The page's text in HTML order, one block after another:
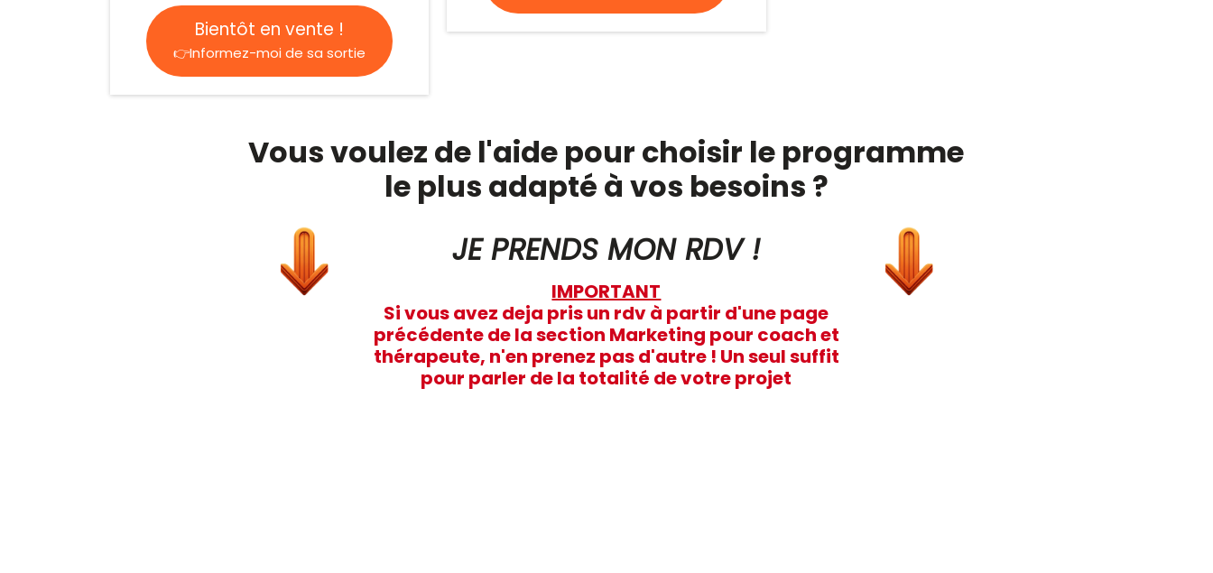
Bientôt en vente !
👉Informez-moi de sa sortie
Vous voulez de l'aide pour choisir le programme
le plus adapté à vos besoins ?
JE PRENDS MON RDV !
IMPORTANT
Si vous avez deja pris un rdv à partir d'une page
précédente de la section Marketing pour coach et
thérapeute, n'en prenez pas d'autre ! Un seul suffit
pour parler de la totalité de votre projet